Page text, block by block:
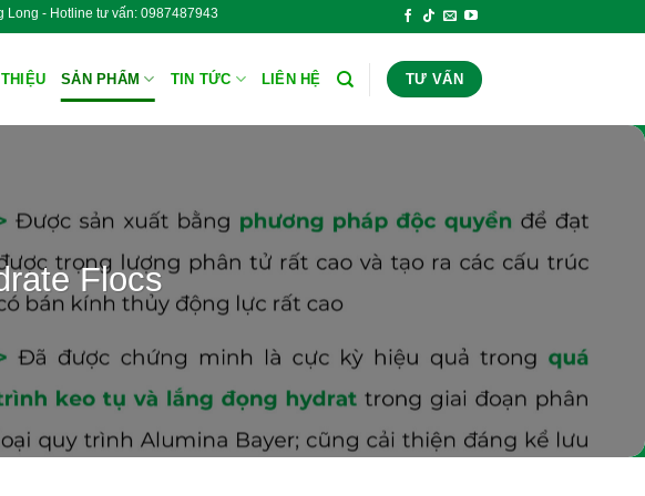
Long - Hotline tư vấn: 0987487943 Hóa Chất Công Nghiệp Thăng Long -
SẢN PHẨM TIN TỨC LIÊN HỆ TƯ VẤN
Flocs